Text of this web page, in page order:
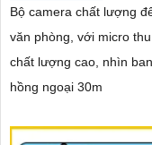
Bộ camera chất lượng
văn phòng, với micro
chất lượng cao, nhìn
hồng ngoại 30m